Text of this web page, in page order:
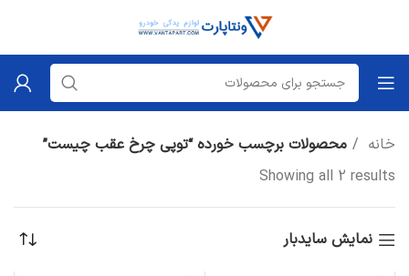
خانه
محصولات برچسب خورده “توپی چرخ عقب چیست”
Showing all 2 results
نمایش سایدبار